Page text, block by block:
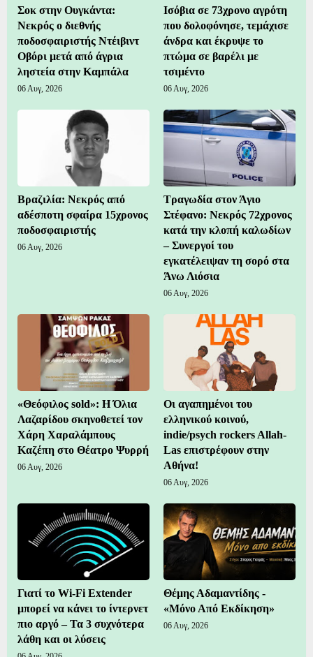
Σοκ στην Ουγκάντα:
Νεκρός ο διεθνής
ποδοσφαιριστής Ντέιβιντ
Οβόρι μετά από άγρια
ληστεία στην Καμπάλα
06 Αυγ, 2026
Ισόβια σε 73χρονο αγρότη
που δολοφόνησε, τεμάχισε
άνδρα και έκρυψε το
πτώμα σε βαρέλι με
τσιμέντο
06 Αυγ, 2026
Βραζιλία: Νεκρός από
αδέσποτη σφαίρα 15χρονος
ποδοσφαιριστής
06 Αυγ, 2026
Τραγωδία στον Άγιο
Στέφανο: Νεκρός 72χρονος
κατά την κλοπή καλωδίων
– Συνεργοί του
εγκατέλειψαν τη σορό στα
Άνω Λιόσια
06 Αυγ, 2026
«Θεόφιλος sold»: Η Όλια
Λαζαρίδου σκηνοθετεί τον
Χάρη Χαραλάμπους
Καζέπη στο Θέατρο Ψυρρή
06 Αυγ, 2026
Οι αγαπημένοι του
ελληνικού κοινού,
indie/psych rockers Allah-
Las επιστρέφουν στην
Αθήνα!
06 Αυγ, 2026
Γιατί το Wi-Fi Extender
μπορεί να κάνει το ίντερνετ
πιο αργό – Τα 3 συχνότερα
λάθη και οι λύσεις
Θέμης Αδαμαντίδης -
«Μόνο Από Εκδίκηση»
06 Αυγ, 2026